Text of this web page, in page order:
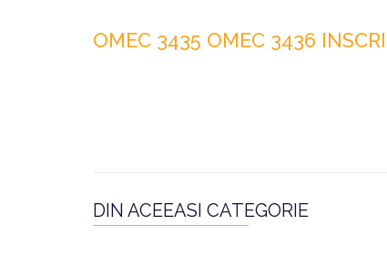
OMEC 3435 OMEC 3436
DIN ACEEASI CATEGORIE